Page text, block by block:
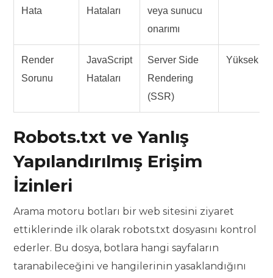
Hata
Hataları
veya sunucu
onarımı
Render
Sorunu
JavaScript
Hataları
Server Side
Rendering
(SSR)
Yüksek
Robots.txt ve Yanlış
Yapılandırılmış Erişim
İzinleri
Arama motoru botları bir web sitesini ziyaret
ettiklerinde ilk olarak robots.txt dosyasını kontrol
ederler. Bu dosya, botlara hangi sayfaların
taranabileceğini ve hangilerinin yasaklandığını